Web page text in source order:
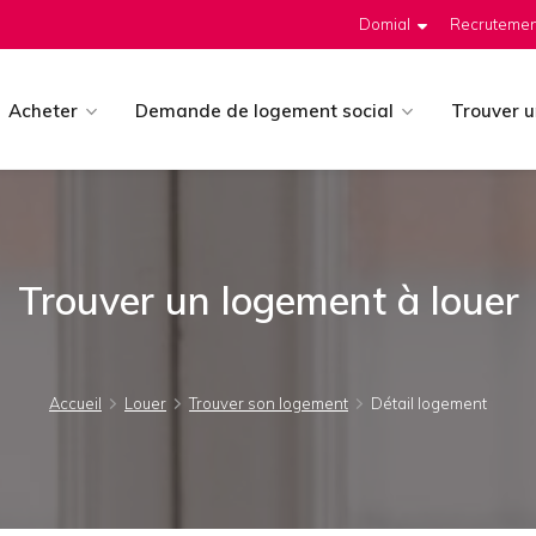
Domial
Acheter Demande de logement social Trouver
Trouver un logement à louer
Accueil Louer Trouver son logement Détail logement